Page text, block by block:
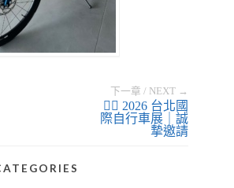
下一章 / NEXT →
🚴‍♂️ 2026 台北國
際自行車展｜誠
摯邀請